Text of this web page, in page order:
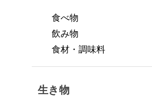
食べ物
飲み物
食材・調味料
生き物